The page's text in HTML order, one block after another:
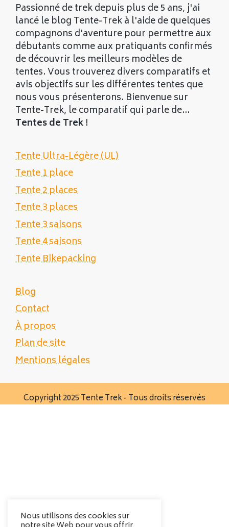
Passionné de trek depuis plus de 5 ans, j'ai
lancé le blog Tente-Trek à l'aide de quelques
compagnons d'aventure pour permettre aux
débutants comme aux pratiquants confirmés
de découvrir les meilleurs modèles de
tentes. Vous trouverez divers comparatifs et
avis objectifs sur les différentes tentes que
nous vous présenterons. Bienvenue sur
Tente-Trek, le comparatif qui parle de...
Tentes de Trek !
Tente Ultra-Légère (UL)
Tente 1 place
Tente 2 places
Tente 3 places
Tente 3 saisons
Tente 4 saisons
Tente Bikepacking
Blog
Contact
À propos
Plan de site
Mentions légales
Copyright 2025 Tente Trek - Tous droits réservés
Nous utilisons des cookies sur